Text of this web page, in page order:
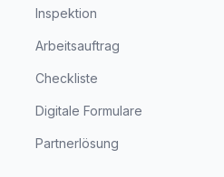
Inspektion
Arbeitsauftrag
Checkliste
Digitale Formulare
Partnerlösung